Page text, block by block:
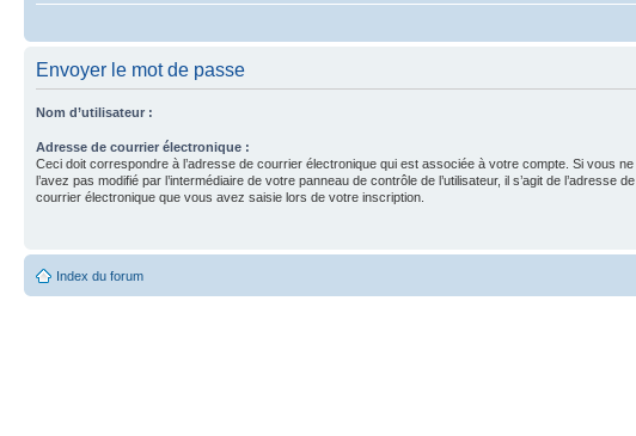
Envoyer le mot de passe
Nom d’utilisateur :
Adresse de courrier électronique :
Ceci doit correspondre à l’adresse de courrier électronique qui est associée à votre compte. Si vous ne
l’avez pas modifié par l’intermédiaire de votre panneau de contrôle de l’utilisateur, il s’agit de l’adresse de
courrier électronique que vous avez saisie lors de votre inscription.
Index du forum